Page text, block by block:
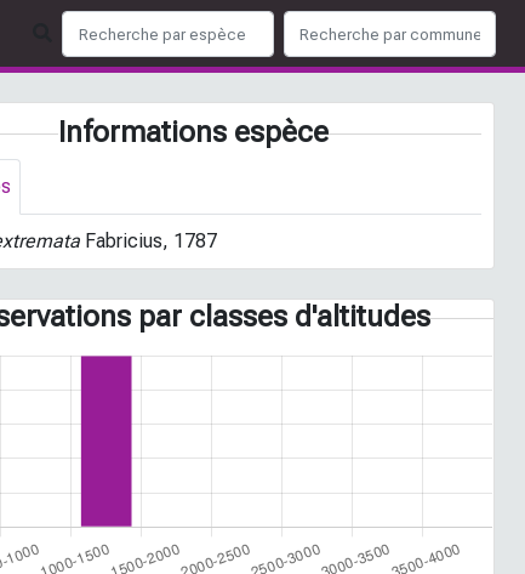
Informations espèce
Fabricius, 1787
par classes d'altitudes